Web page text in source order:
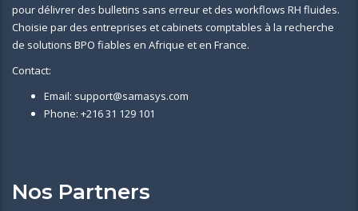
pour délivrer des bulletins sans erreur et des workflows RH fluides.
Choisie par des entreprises et cabinets comptables à la recherche
de solutions BPO fiables en Afrique et en France.
Contact:
Email: support@samasys.com
Phone: +216 31 129 101
Nos Partners